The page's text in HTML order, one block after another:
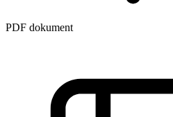
PDF dokument